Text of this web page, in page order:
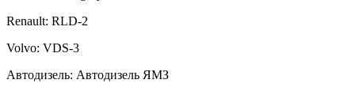
Renault: RLD-2
Volvo: VDS-3
Автодизель: Автодизель ЯМЗ